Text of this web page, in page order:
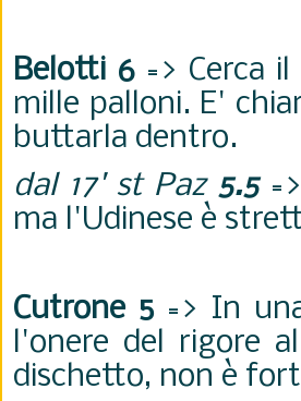
Belotti 6 => Cerca
mille palloni. E'
buttarla dentro.
dal 17' st Paz 5.5
ma l'Udinese è
Cutrone 5=> In
l'onere del rigore
dischetto, non è